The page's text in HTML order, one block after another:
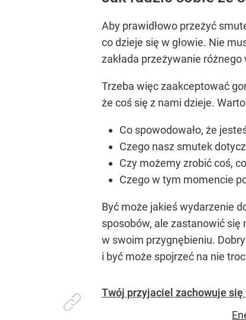
Aby prawidłowo przeżyć
co dzieje się w głowie. Nie
zakłada przeżywanie
Trzeba więc zaakceptować
że coś się z nami dzieje.
Co spowodowało, że
Czego nasz smutek
Czy możemy zrobić coś,
Czego w tym momencie
Być może jakieś wydarzenie
sposobów, ale zastanowić
w swoim przygnębieniu.
i być może spojrzeć na nie
Twój przyjaciel zachowuje